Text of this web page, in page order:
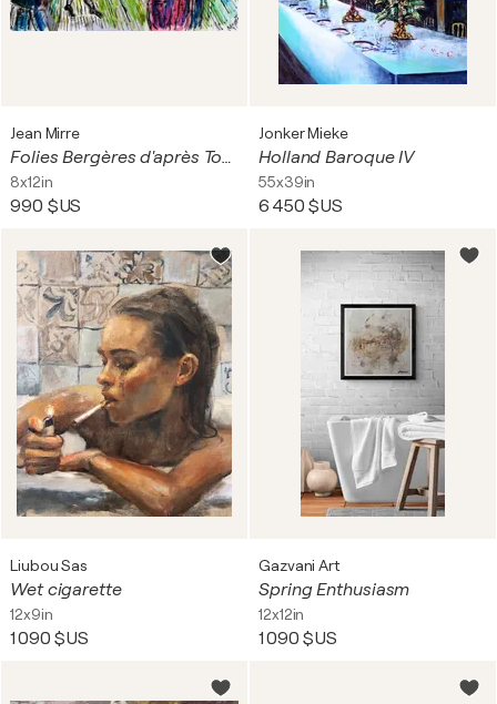
Jean Mirre
Folies Bergères d'après Toulouse-Lautrec
8x12in
990 $US
Jonker Mieke
Holland Baroque IV
55x39in
6 450 $US
Liubou Sas
Wet cigarette
12x9in
1 090 $US
Gazvani Art
Spring Enthusiasm
12x12in
1 090 $US